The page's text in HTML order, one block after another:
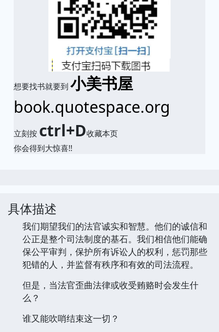
想要找书就要到 小美书屋
book.quotespace.org
立刻按 ctrl+D收藏本页
你会得到大惊喜!!
具体描述
我们期望我们的法官诚实和智慧。他们的诚信和
公正是整个司法制度的基石。我们相信他们能确
保公平审判，保护所有诉讼人的权利，惩罚那些
犯错的人，并监督有秩序和有效的司法流程。
但是，当法官歪曲法律或收受贿赂时会发生什
么？
谁又能吹哨结束这一切？